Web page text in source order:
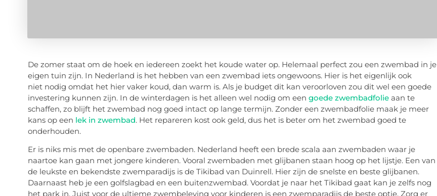
De zomer staat om de hoek en iedereen zoekt het koude water op. Helemaal perfect zou een zwembad in je
eigen tuin zijn. In Nederland is het hebben van een zwembad iets ongewoons. Hier is het eigenlijk ook
niet nodig omdat het hiervaker koud, dan warm is. Als je budget dit kan veroorloven zou dit wel een goede
investering kunnen zijn. In de winterdagen is het alleen wel nodig om een goede zwembadfolieaan te
schaffen, zo blijft het zwembad nog goed intact op lange termijn. Zonder een zwembadfolie maak je meer
kans op een lek in zwembad. Het repareren kost ook geld, dus het is beter om het zwembad goed te
onderhouden.
Er isniks mis met de openbare zwembaden. Nederland heeft een brede scala aan zwembaden waar je
naartoe kan gaan met jongere kinderen. Vooral zwembaden met glijbanen staan hoog op het lijstje. Een van
de leukste en bekendste zwemparadijs is de Tikibad van Duinrell. Hier zijn de snelste en beste glijbanen.
Daarnaast heb je een golfslagbad en een buitenzwembad. Voordat je naar het Tikibad gaat kan je zelfs nog
het park in. Juist voor de ultieme zwembeleving voor kinderen is een zwemparadijs de beste optie. Zorg er